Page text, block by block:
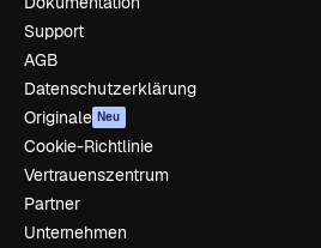
Support
AGB
Datenschutzerklärung
Originale Neu
Cookie-Richtlinie
Vertrauenszentrum
Partner
Unternehmen